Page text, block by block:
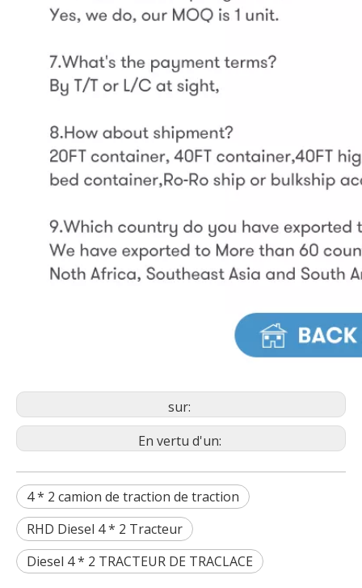
sur:
En vertu d'un:
4 * 2 camion de traction de traction
RHD Diesel 4 * 2 Tracteur
Diesel 4 * 2 TRACTEUR DE TRACLACE